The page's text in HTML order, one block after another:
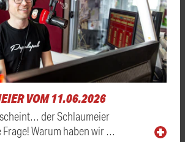
VOM 11.06.2026
der Schlaumeier
Warum haben wir …